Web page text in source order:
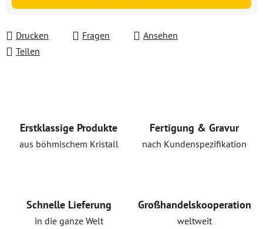
Drucken Fragen
Ansehen
Teilen
Erstklassige Produkte
aus böhmischem Kristall
Fertigung & Gravur
nach Kundenspezifikation
Schnelle Lieferung
in die ganze Welt
Großhandelskooperation
weltweit